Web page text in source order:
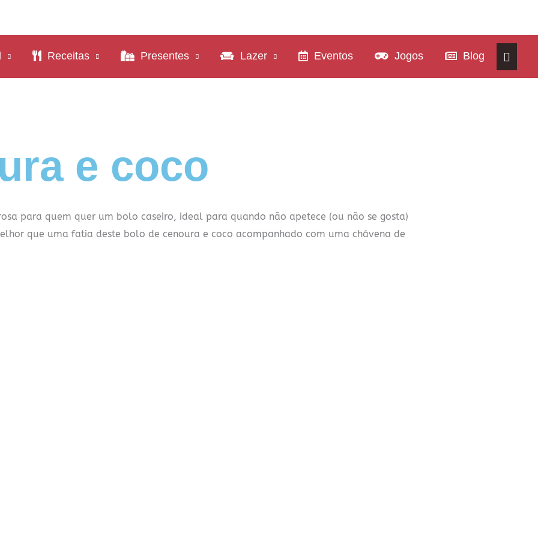
Receitas Presentes Lazer Eventos Jogos Blog
e coco
para quem quer um bolo caseiro, ideal para quando não apetece (ou não se gosta)
que uma fatia deste bolo de cenoura e coco acompanhado com uma chávena de